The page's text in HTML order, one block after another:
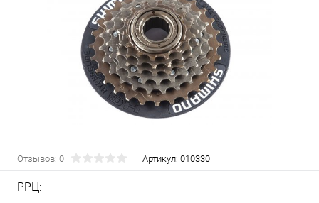
Отзывов: 0 Артикул: 010330
РРЦ: